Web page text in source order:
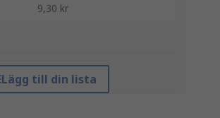
9,30 kr
Lägg till din lista